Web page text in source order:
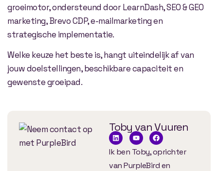
groeimotor, ondersteund door LearnDash, SEO & GEO
marketing, Brevo CDP, e-mailmarketing en
strategische implementatie.
Welke keuze het beste is, hangt uiteindelijk af van
jouw doelstellingen, beschikbare capaciteit en
gewenste groeipad.
Toby van Vuuren
Ik ben Toby, oprichter
van PurpleBird en